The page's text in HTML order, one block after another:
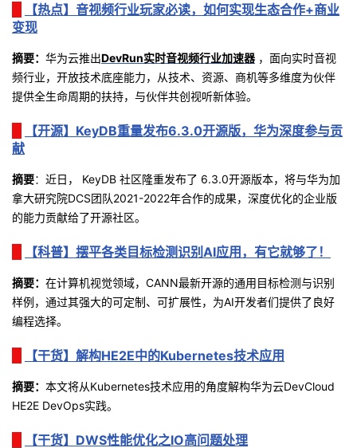
客
论
坛
的
圈
我
的
我
动
关
注
我
的
开
者
学
堂
我
的
我
支
持
我
【热点】音视频行业玩家必读，如何实现生态合作+商业
变现
摘要： 华为云推出DevRun实时音视频行业加速器 ，面向实时音视
频行业，开放技术底座能力，从技术、资源、商机等多维度为伙伴
提供全生命周期的扶持，与伙伴共创视听新体验。
【开源】KeyDB重量发布6.3.0开源版，华为深度参与贡
献
摘要： 近日， KeyDB 社区隆重发布了 6.3.0开源版本，将与华为加
拿大研究院DCS团队2021-2022年合作的成果，深度优化的企业版
的能力贡献给了开源社区。
【科普】摆平各类目标检测识别AI应用，有它就够了！
摘要： 在计算机视觉领域，CANN最新开源的通用目标检测与识别
样例，通过其强大的可定制、可扩展性，为AI开发者们提供了良好
编程选择。
【干货】解构HE2E中的Kubernetes技术应用
摘要： 本文将从Kubernetes技术应用的角度解构华为云DevCloud
HE2E DevOps实践。
【干货】DWS性能优化之IO高问题处理